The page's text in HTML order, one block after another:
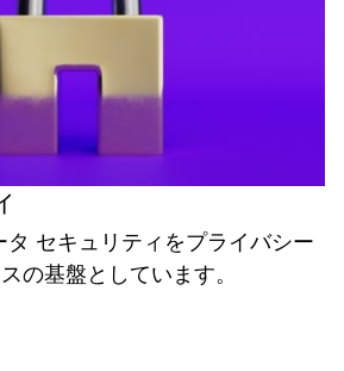
セキュリティをプライバシー
の基盤としています。